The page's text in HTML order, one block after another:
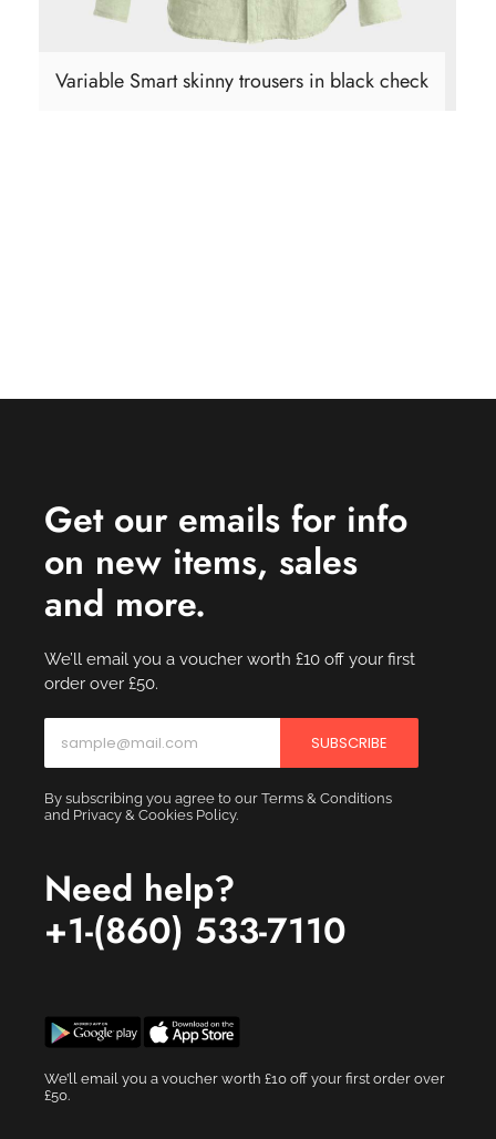
Variable Smart skinny trousers in black check
Get our emails for info
on new items, sales
and more.
We’ll email you a voucher worth £10 off your first
order over £50.
SUBSCRIBE
By subscribing you agree to our Terms & Conditions
and Privacy & Cookies Policy.
Need help?
+1-(860) 533-7110
We’ll email you a voucher worth £10 off your first order over
£50.